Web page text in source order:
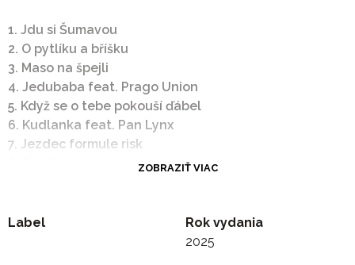
1. Jdu si Šumavou
2. O pytlíku a bříšku
3. Maso na špejli
4. Jedubaba feat. Prago Union
5. Když se o tebe pokouší ďábel
6. Kudlanka feat. Pan Lynx
7. Jezdec formule risk
ZOBRAZIŤ VIAC
Label
Rok vydania
2025